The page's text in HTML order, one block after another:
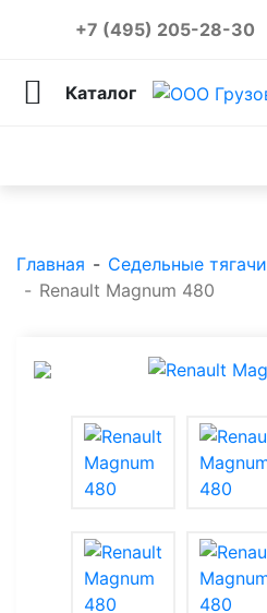
+7 (495) 205-28-30
Каталог
Главная - Седельные тягачи
- Renault Magnum 480